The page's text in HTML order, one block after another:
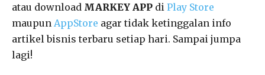
atau download MARKEY APP di Play Store
maupun AppStore agar tidak ketinggalan info
artikel bisnis terbaru setiap hari. Sampai jumpa
lagi!